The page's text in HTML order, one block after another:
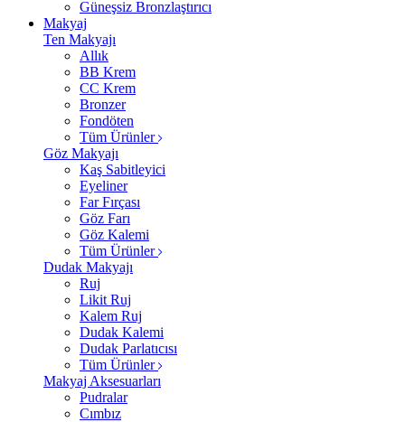
Güneşsiz Bronzlaştırıcı
Makyaj
Ten Makyajı
Allık
BB Krem
CC Krem
Bronzer
Fondöten
Tüm Ürünler
Göz Makyajı
Kaş Sabitleyici
Eyeliner
Far Fırçası
Göz Farı
Göz Kalemi
Tüm Ürünler
Dudak Makyajı
Ruj
Likit Ruj
Kalem Ruj
Dudak Kalemi
Dudak Parlatıcısı
Tüm Ürünler
Makyaj Aksesuarları
Pudralar
Cımbız